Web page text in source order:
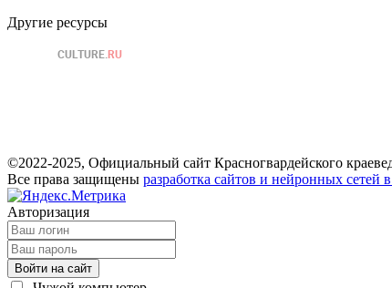
Другие ресурсы
©2022-2025, Официальный сайт Красногвардейского
Все права защищены разработка сайтов и нейронных сетей
Авторизация
Войти на сайт